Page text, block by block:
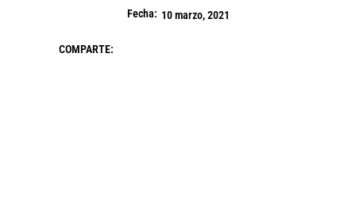
Fecha: 10 marzo, 2021
COMPARTE: